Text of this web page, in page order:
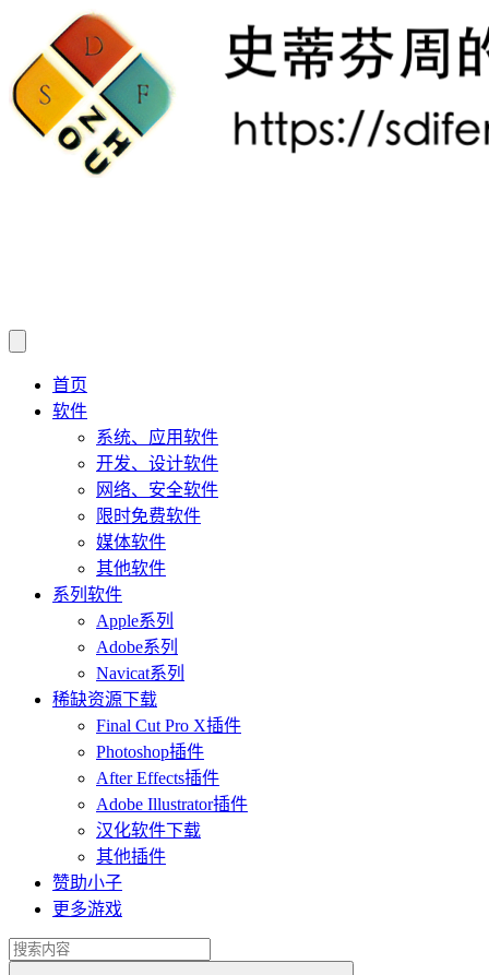
首页
软件
系统、应用软件
开发、设计软件
网络、安全软件
限时免费软件
媒体软件
其他软件
系列软件
Apple系列
Adobe系列
Navicat系列
稀缺资源下载
Final Cut Pro X插件
Photoshop插件
After Effects插件
Adobe Illustrator插件
汉化软件下载
其他插件
赞助小子
更多游戏